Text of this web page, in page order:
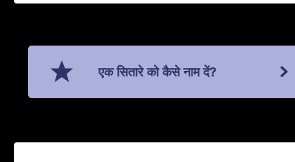
एक सितारे को कैसे नाम दें?